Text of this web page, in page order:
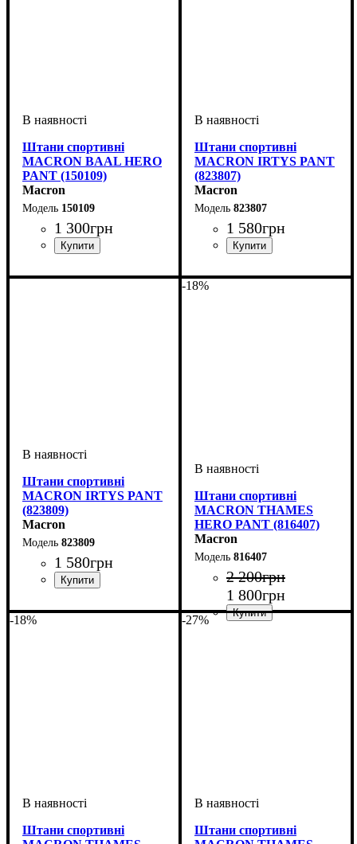
Штани спортивні
MACRON BAAL HERO
PANT (150109)
Macron
150109
1 300грн
Штани спортивні
MACRON IRTYS PANT
(823807)
Macron
823807
1 580грн
Штани спортивні
MACRON IRTYS PANT
(823809)
Macron
823809
1 580грн
-18%
Штани спортивні
MACRON THAMES
HERO PANT (816407)
Macron
816407
2 200грн
1 800грн
Стать
Виробник
Колір
-18%
Штани спортивні
-27%
Штани спортивні